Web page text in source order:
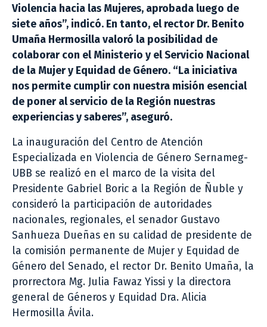
Violencia hacia las Mujeres, aprobada luego de
siete años”, indicó. En tanto, el rector Dr. Benito
Umaña Hermosilla valoró la posibilidad de
colaborar con el Ministerio y el Servicio Nacional
de la Mujer y Equidad de Género. “La iniciativa
nos permite cumplir con nuestra misión esencial
de poner al servicio de la Región nuestras
experiencias y saberes”, aseguró.
La inauguración del Centro de Atención
Especializada en Violencia de Género Sernameg-
UBB se realizó en el marco de la visita del
Presidente Gabriel Boric a la Región de Ñuble y
consideró la participación de autoridades
nacionales, regionales, el senador Gustavo
Sanhueza Dueñas en su calidad de presidente de
la comisión permanente de Mujer y Equidad de
Género del Senado, el rector Dr. Benito Umaña, la
prorrectora Mg. Julia Fawaz Yissi y la directora
general de Géneros y Equidad Dra. Alicia
Hermosilla Ávila.